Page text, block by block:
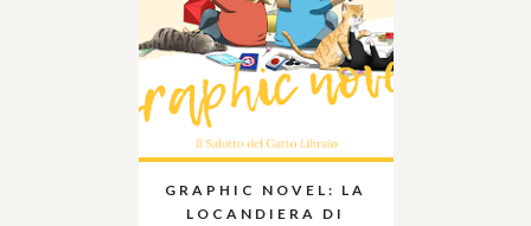
GRAPHIC NOVEL: LA
LOCANDIERA DI